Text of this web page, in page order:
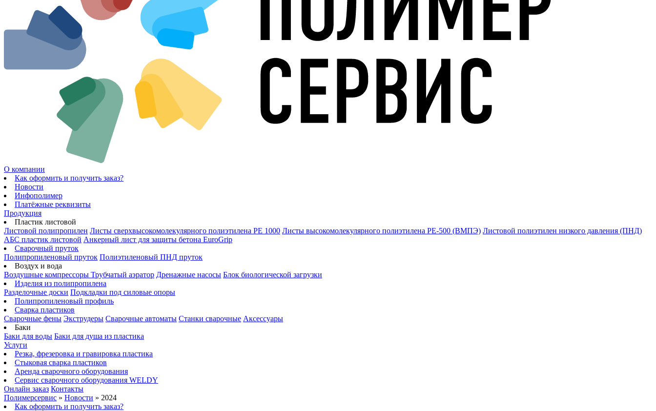
О компании
Как оформить и получить заказ?
Новости
Инфополимер
Платёжные реквизиты
Продукция
Пластик листовой
Листовой полипропилен Листы сверхвысокомолекулярного полиэтилена PE 1000 Листы высокомолекулярного полиэтилена РЕ-500 (ВМПЭ) Листовой полиэтилен низкого давления (ПНД)
АБС пластик листовой Анкерный лист для защиты бетона EuroGrip
Сварочный пруток
Полипропиленовый пруток Полиэтиленовый ПНД пруток
Воздух и вода
Воздушные компрессоры Трубчатый аэратор Дренажные насосы Блок биологической загрузки
Изделия из полипропилена
Разделочные доски Подкладки под силовые опоры
Полипропиленовый профиль
Сварка пластиков
Сварочные фены Экструдеры Сварочные автоматы Станки сварочные Аксессуары
Баки
Баки для воды Баки для душа из пластика
Услуги
Резка, фрезеровка и гравировка пластика
Стыковая сварка пластиков
Аренда сварочного оборудования
Сервис сварочного оборудования WELDY
Онлайн заказ Контакты
Полимерсервис » Новости » 2024
Как оформить и получить заказ?